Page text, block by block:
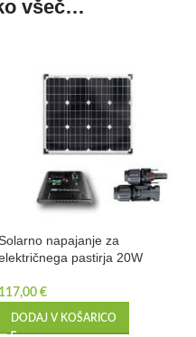
všeč…
napajanje za
pastirja 20W
117,00 €
DODAJ V KOŠARICO